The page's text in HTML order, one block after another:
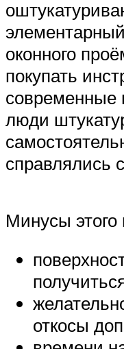
оконного
покупать
люди
справлялись
Минусы этого
откосы